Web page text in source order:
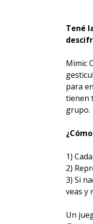
Tené
Mimic
para
tienen
grupo.
1)
2)
3) Si
veas y
Un